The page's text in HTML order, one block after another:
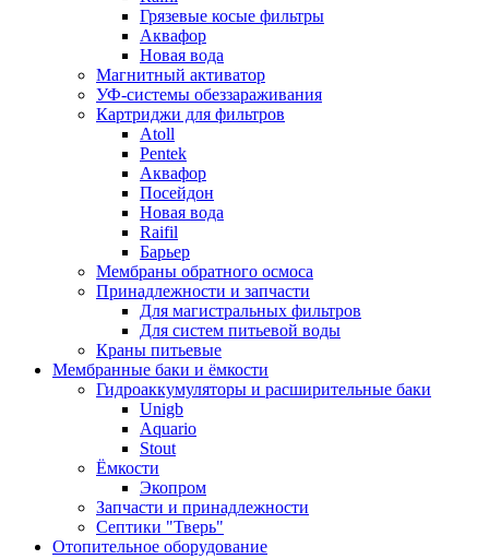
Грязевые косые фильтры
Аквафор
Новая вода
Магнитный активатор
УФ-системы обеззараживания
Картриджи для фильтров
Atoll
Pentek
Аквафор
Посейдон
Новая вода
Raifil
Барьер
Мембраны обратного осмоса
Принадлежности и запчасти
Для магистральных фильтров
Для систем питьевой воды
Краны питьевые
Мембранные баки и ёмкости
Гидроаккумуляторы и расширительные баки
Unigb
Aquario
Stout
Ёмкости
Экопром
Запчасти и принадлежности
Септики "Тверь"
Отопительное оборудование